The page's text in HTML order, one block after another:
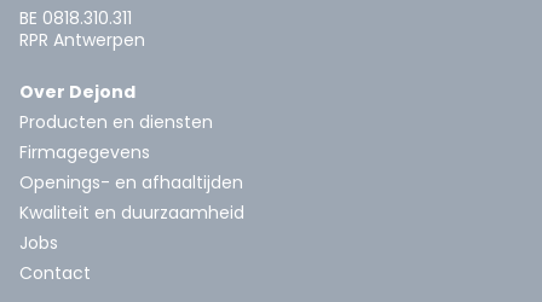
BE 0818.310.311
RPR Antwerpen
Over Dejond
Producten en diensten
Firmagegevens
Openings- en afhaaltijden
Kwaliteit en duurzaamheid
Jobs
Contact